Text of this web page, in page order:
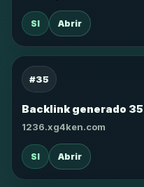
SI Abrir
#35
Backlink generado 35
1236.xg4ken.com
SI Abrir